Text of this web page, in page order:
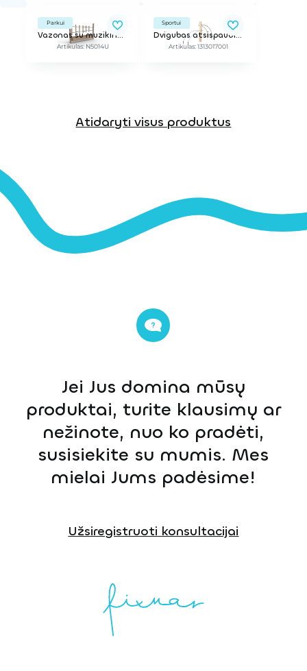
Parkui
Vazonas su muzikine gama
Artikulas: N5014U
Sportui
Dvigubas atsispaudimų treniruoklis
Artikulas: 1313017001
Atidaryti visus produktus
Jei Jus domina mūsų
produktai, turite klausimų ar
nežinote, nuo ko pradėti,
susisiekite su mumis. Mes
mielai Jums padėsime!
Užsiregistruoti konsultacijai